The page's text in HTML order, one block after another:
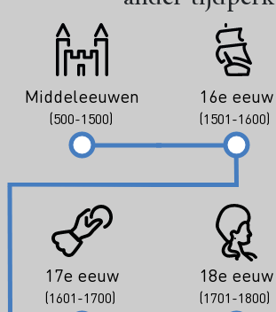
Middeleeuwen
(500-1500)
16e eeuw
(1501-1600)
17e eeuw
(1601-1700)
18e eeuw
(1701-1800)